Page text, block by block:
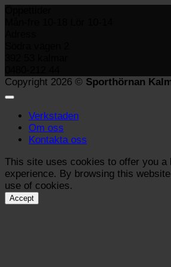
Copyright 2026 © Sporthörnan
Verkstaden
Om oss
Kontakta oss
This site uses cookies to offer you a
experience. By browsing this
use of cookies.
Accept